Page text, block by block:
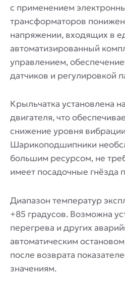
с применением
трансформаторов
напряжении, входящих в
автоматизированный
управлением,
датчиков и регулировкой
Крыльчатка установлена
двигателя, что
снижение уровня
Шарикоподшипники
большим ресурсом, не
имеет посадочные гнёзда
Диапазон температур
+85 градусов. Возможна
перегрева и других
автоматическим
после возврата
значениям.